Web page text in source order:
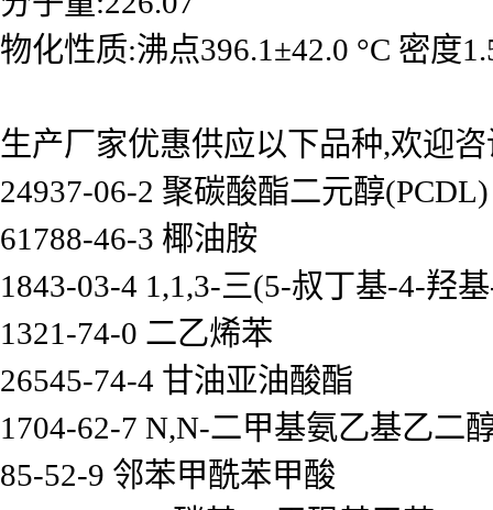
物化性质:沸点396.1±42.0 °C 密度
生产厂家优惠供应以下品种,欢迎
24937-06-2 聚碳酸酯二元醇(PCDL)
61788-46-3 椰油胺
1843-03-4 1,1,3-三(5-叔丁基-4-羟
1321-74-0 二乙烯苯
26545-74-4 甘油亚油酸酯
1704-62-7 N,N-二甲基氨乙基乙二
85-52-9 邻苯甲酰苯甲酸